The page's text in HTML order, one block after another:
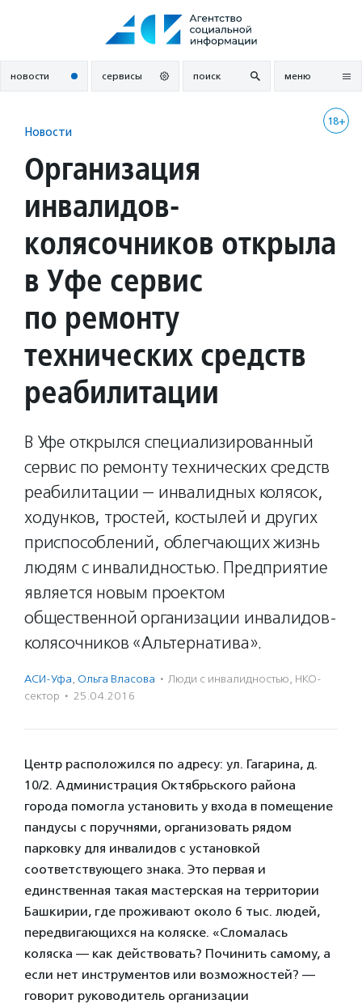
новости сервисы поиск меню
18+
Новости
Организация
инвалидов-
колясочников открыла
в Уфе сервис
по ремонту
технических средств
реабилитации
В Уфе открылся специализированный
сервис по ремонту технических средств
реабилитации — инвалидных колясок,
ходунков, тростей, костылей и других
приспособлений, облегчающих жизнь
людям с инвалидностью. Предприятие
является новым проектом
общественной организации инвалидов-
колясочников «Альтернатива».
АСИ-Уфа, Ольга Власова · Люди с инвалидностью, НКО-
сектор · 25.04.2016
Центр расположился по адресу: ул. Гагарина, д.
10/2. Администрация Октябрьского района
города помогла установить у входа в помещение
пандусы с поручнями, организовать рядом
парковку для инвалидов с установкой
соответствующего знака. Это первая и
единственная такая мастерская на территории
Башкирии, где проживают около 6 тыс. людей,
передвигающихся на коляске. «Сломалась
коляска — как действовать? Починить самому, а
если нет инструментов или возможностей? —
говорит руководитель организации